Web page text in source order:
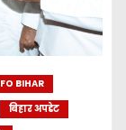
BIHAR
बिहार अपडेट